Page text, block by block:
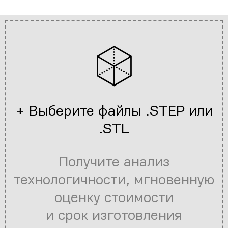
+ Выберите файлы .STEP или
.STL
Получите анализ
технологичности, мгновенную
оценку стоимости
и срок изготовления